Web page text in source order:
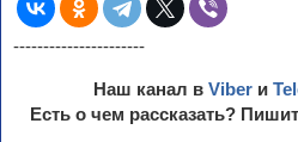
----------------------
Наш канал в Viber и
Есть о чем рассказать?